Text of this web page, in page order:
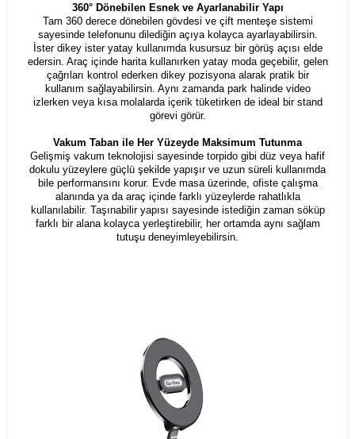
360° Dönebilen Esnek ve Ayarlanabilir Yapı
Tam 360 derece dönebilen gövdesi ve çift menteşe sistemi
sayesinde telefonunu dilediğin açıya kolayca ayarlayabilirsin.
İster dikey ister yatay kullanımda kusursuz bir görüş açısı elde
edersin. Araç içinde harita kullanırken yatay moda geçebilir, gelen
çağrıları kontrol ederken dikey pozisyona alarak pratik bir
kullanım sağlayabilirsin. Aynı zamanda park halinde video
izlerken veya kısa molalarda içerik tüketirken de ideal bir stand
görevi görür.
Vakum Taban ile Her Yüzeyde Maksimum Tutunma
Gelişmiş vakum teknolojisi sayesinde torpido gibi düz veya hafif
dokulu yüzeylere güçlü şekilde yapışır ve uzun süreli kullanımda
bile performansını korur. Evde masa üzerinde, ofiste çalışma
alanında ya da araç içinde farklı yüzeylerde rahatlıkla
kullanılabilir. Taşınabilir yapısı sayesinde istediğin zaman söküp
farklı bir alana kolayca yerleştirebilir, her ortamda aynı sağlam
tutuşu deneyimleyebilirsin.